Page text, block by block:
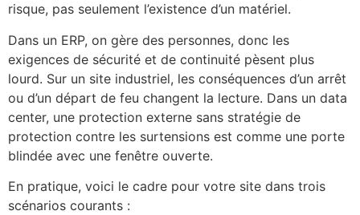
risque, pas seulement l’existence d’un matériel.
Dans un ERP, on gère des personnes, donc les
exigences de sécurité et de continuité pèsent plus
lourd. Sur un site industriel, les conséquences d’un arrêt
ou d’un départ de feu changent la lecture. Dans un data
center, une protection externe sans stratégie de
protection contre les surtensions est comme une porte
blindée avec une fenêtre ouverte.
En pratique, voici le cadre pour votre site dans trois
scénarios courants :